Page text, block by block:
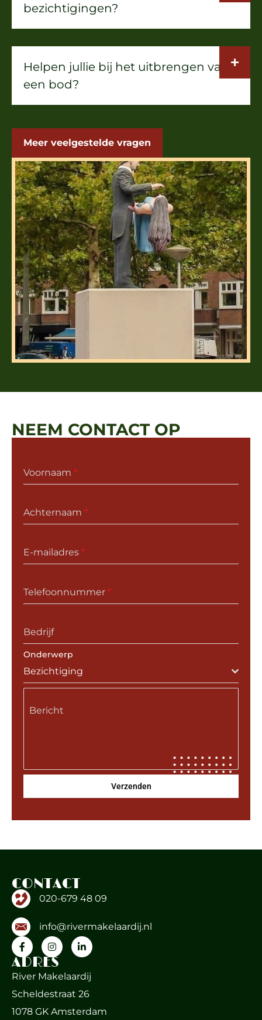
bezichtigingen?
Helpen jullie bij het uitbrengen van
een bod?
Meer veelgestelde vragen
NEEM CONTACT OP
Voornaam *
Achternaam *
E-mailadres *
Telefoonnummer *
Bedrijf
Onderwerp
Bezichtiging
Bericht
Verzenden
CONTACT
020-679 48 09
info@rivermakelaardij.nl
ADRES
River Makelaardij
Scheldestraat 26
1078 GK Amsterdam